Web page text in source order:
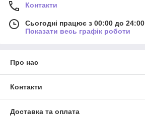
Контакти
Сьогодні працює з 00:00 до 24:00
Показати весь графік роботи
Про нас
Контакти
Доставка та оплата